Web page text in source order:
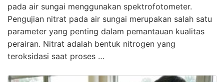
pada air sungai menggunakan spektrofotometer.
Pengujian nitrat pada air sungai merupakan salah satu
parameter yang penting dalam pemantauan kualitas
perairan. Nitrat adalah bentuk nitrogen yang
teroksidasi saat proses …